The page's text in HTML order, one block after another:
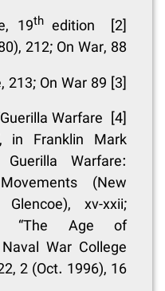
[2]
thedition
212; On War, 88.
[3]
[4]
Warfare
in Franklin Mark
Warfare:
(New
xv-xxii;
“The Age of
War College
2 (Oct. 1996), 16.